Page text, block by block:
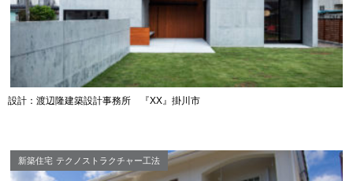
設計：渡辺隆建築設計事務所 『XX』掛川市
新築住宅 テクノストラクチャー工法